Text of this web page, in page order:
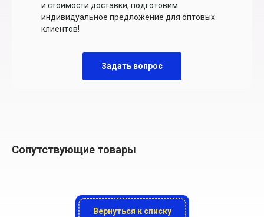
и стоимости доставки, подготовим
индивидуальное предложение для оптовых
клиентов!
Задать вопрос
Сопутствующие товары
Вернуться к списку